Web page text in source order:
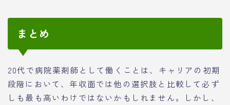
まとめ
20代で病院薬剤師として働くことは、キャリアの初期
段階において、年収面では他の選択肢と比較して必ず
しも最も高いわけではないかもしれません。しかし、